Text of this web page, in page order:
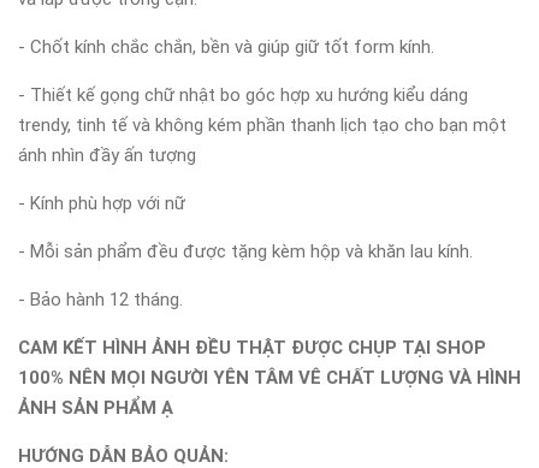
- Chốt kính chắc chắn, bền và giúp giữ tốt form kính.
- Thiết kế gọng chữ nhật bo góc hợp xu hướng kiểu dáng
trendy, tinh tế và không kém phần thanh lịch tạo cho bạn một
ánh nhìn đầy ấn tượng
- Kính phù hợp với nữ
- Mỗi sản phẩm đều được tặng kèm hộp và khăn lau kính.
- Bảo hành 12 tháng.
CAM KẾT HÌNH ẢNH ĐỀU THẬT ĐƯỢC CHỤP TẠI SHOP
100% NÊN MỌI NGƯỜI YÊN TÂM VÊ CHẤT LƯỢNG VÀ HÌNH
ẢNH SẢN PHẨM Ạ
HƯỚNG DẪN BẢO QUẢN: